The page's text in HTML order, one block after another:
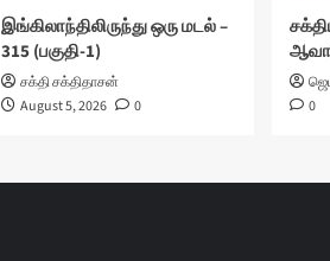
இங்கிலாந்திலிருந்து ஒரு மடல் –
315 (பகுதி-1)
சக்தி சக்திதாசன்
August 5, 2026
0
0